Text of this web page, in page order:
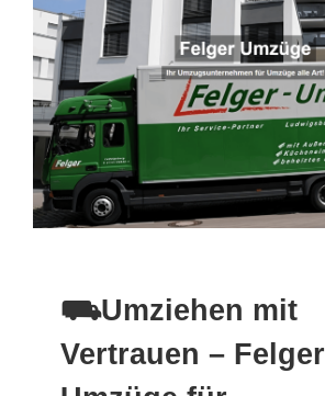
⛟Umziehen mit
Vertrauen – Felger